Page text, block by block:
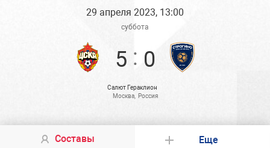
29 апреля 2023, 13:00
суббота
5 : 0
Салют Гераклион
Москва, Россия
Составы Еще